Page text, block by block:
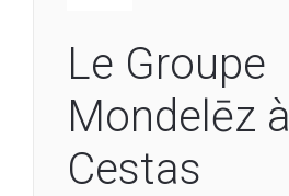
Le Groupe
Mondelēz à
Cestas